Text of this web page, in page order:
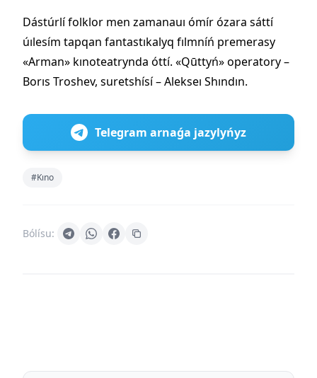
Dástúrlí folklor men zamanauı ómír ózara sáttí
úılesím tapqan fantastıkalyq fılmníń premerasy
«Arman» kınoteatrynda óttí. «Qūttyń» operatory –
Borıs Troshev, suretshísí – Alekseı Shındın.
Telegram arnaǵa jazylyńyz
#Kıno
Bólísu: